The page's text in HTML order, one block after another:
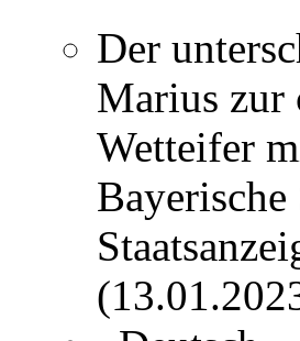
Der
Marius zur
Wetteifer